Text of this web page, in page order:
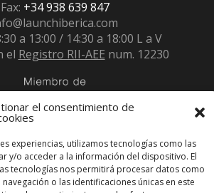
el consentimiento de
experiencias, utilizamos tecnologías como las
y/o acceder a la información del dispositivo. El
tecnologías nos permitirá procesar datos como
o las identificaciones únicas en este
Fax: +34 938 639 847
a 13:00 / 14:30 a 18:00 L a V
el Registro RII-AEE num. 12230